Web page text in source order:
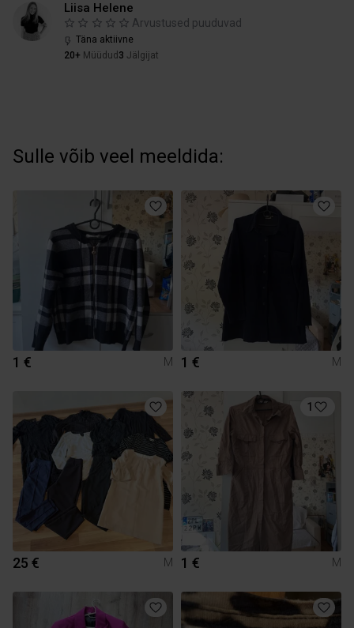
Liisa Helene
Arvustused puuduvad
Täna aktiivne
20+ Müüdud 3 Jälgijat
Sulle võib veel meeldida:
1 € M 1 € M
25 € M
1
1 € M